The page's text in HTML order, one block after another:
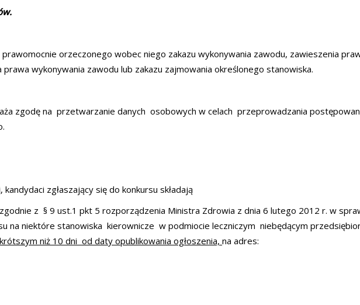
orzeczonego wobec niego zakazu wykonywania zawodu, zawieszenia
wykonywania zawodu lub zakazu zajmowania określonego stanowiska.
zgodę na przetwarzanie danych osobowych w celach przeprowadzania
zgłaszający się do konkursu składają
z § 9 ust.1 pkt 5 rozporządzenia Ministra Zdrowia z dnia 6 lutego 2012 r. w
na niektóre stanowiska kierownicze w podmiocie leczniczym niebędącym
niż 10 dni od daty opublikowania ogłoszenia, na adres: